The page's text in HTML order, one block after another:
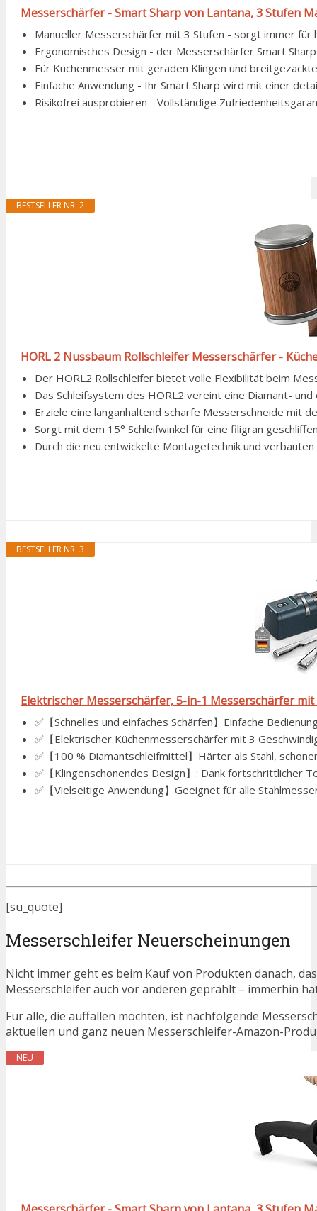
Messerschärfer - Smart Sharp von Lantana, 3 Stufen
Manueller Messerschärfer mit 3 Stufen - sorgt immer für
Ergonomisches Design - der Messerschärfer Smart
Für Küchenmesser mit geraden Klingen und
Einfache Anwendung - Ihr Smart Sharp wird mit einer
Risikofrei ausprobieren - Vollständige
BESTSELLER NR. 2
HORL 2 Nussbaum Rollschleifer Messerschärfer -
Der HORL2 Rollschleifer bietet volle Flexibilität beim
Das Schleifsystem des HORL2 vereint eine Diamant-
Erziele eine langanhaltend scharfe Messerschneide mit
Sorgt mit dem 15° Schleifwinkel für eine filigran
Durch die neu entwickelte Montagetechnik und
BESTSELLER NR. 3
Elektrischer Messerschärfer, 5-in-1 Messerschärfer
✅【Schnelles und einfaches Schärfen】Einfache
✅【Elektrischer Küchenmesserschärfer mit 3
✅【100 % Diamantschleifmittel】Härter als Stahl,
✅【Klingenschonendes Design】: Dank fortschrittlicher
✅【Vielseitige Anwendung】Geeignet für alle
[su_quote]
Messerschleifer Neuerscheinungen
Nicht immer geht es beim Kauf von Produkten danach,
Messerschleifer auch vor anderen geprahlt – immerhin
Für alle, die auffallen möchten, ist nachfolgende
aktuellen und ganz neuen Messerschleifer-Amazon-
NEU